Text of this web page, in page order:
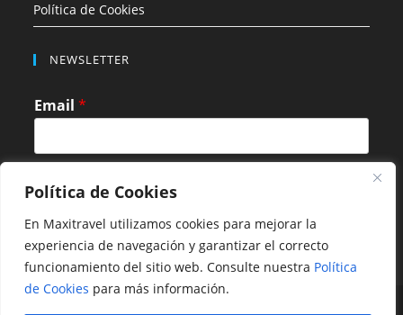
Política de Cookies
En Maxitravel utilizamos cookies para mejorar la
experiencia de navegación y garantizar el correcto
funcionamiento del sitio web. Consulte nuestra Política
de Cookies para más información.
Política de Cookies
NEWSLETTER
Email*
SUBMIT